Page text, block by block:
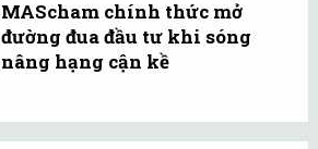
MAScham chính thức mở
đường đua đầu tư khi sóng
nâng hạng cận kề